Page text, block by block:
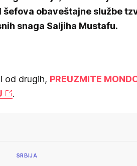
šefova obaveštajne službe
snaga Saljiha Mustafu.
od drugih, PREUZMITE
.
SRBIJA